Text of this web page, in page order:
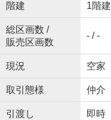
階建 1階建
総区画数 /
販売区画数
- / -
現況 空家
取引態様 仲介
引渡し 即時